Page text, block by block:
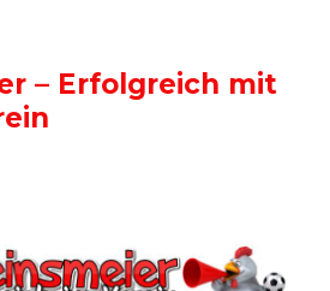
– Erfolgreich mit